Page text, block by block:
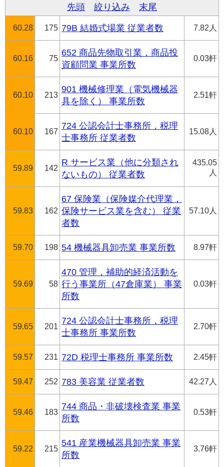
先頭 絞り込み 末尾
60.28 175 79B 結婚式場業 従業者数 7.82人
60.16 75
652 商品先物取引業，商品投
資顧問業 事業所数
0.03軒
60.10 213
901 機械修理業（電気機械器
具を除く） 事業所数
2.51軒
60.10 167
724 公認会計士事務所，税理
士事務所 従業者数
15.08人
59.89 142
R サービス業（他に分類され
ないもの） 従業者数
435.05
人
59.83 162
67 保険業（保険媒介代理業，
保険サービス業を含む） 従業
者数
57.10人
59.70 198 54 機械器具卸売業 事業所数 8.97軒
59.69 58
470 管理，補助的経済活動を
行う事業所（47倉庫業） 事業
所数
0.03軒
59.65 201
724 公認会計士事務所，税理
士事務所 事業所数
2.70軒
59.57 231 72D 税理士事務所 事業所数 2.45軒
59.47 252 783 美容業 従業者数 42.27人
59.46 183
744 商品・非破壊検査業 事業
所数
0.53軒
59.22 215
541 産業機械器具卸売業 事業
所数
3.76軒